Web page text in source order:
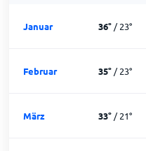
Januar 36°/23°
Februar 35°/23°
März 33°/21°